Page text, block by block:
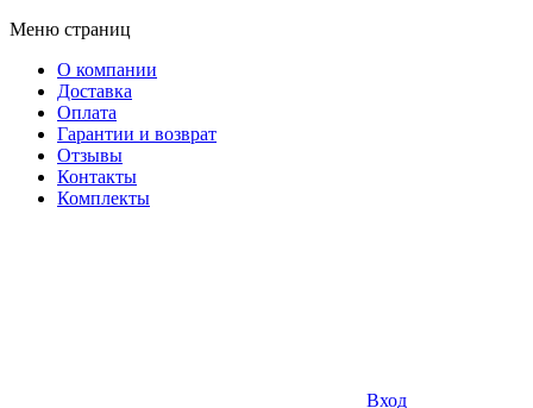
Меню страниц
О компании
Доставка
Оплата
Гарантии и возврат
Отзывы
Контакты
Комплекты
Вход